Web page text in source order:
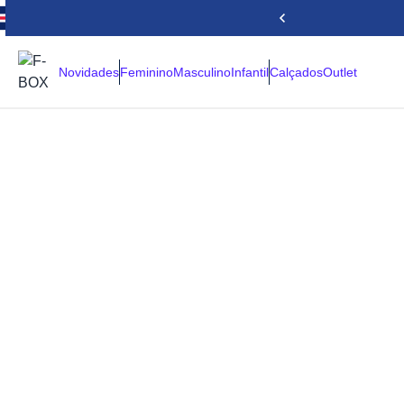
NovidadesFemininoMasculinoInfantilCalçadosOutlet